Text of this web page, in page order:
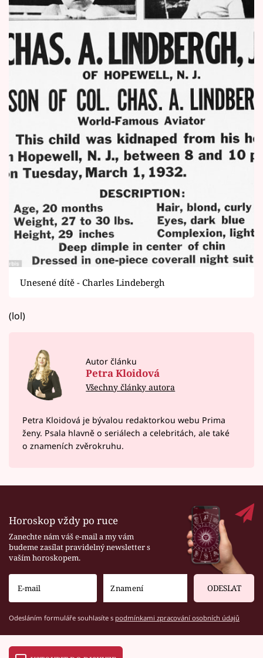
Unesené dítě - Charles Lindebergh
(lol)
Autor článku
Petra Kloidová
Všechny články autora
Petra Kloidová je bývalou redaktorkou webu Prima
ženy. Psala hlavně o seriálech a celebritách, ale také
o znameních zvěrokruhu.
Horoskop vždy po ruce
Zanechte nám váš e-mail a my vám
budeme zasílat pravidelný newsletter s
vaším horoskopem.
ODESLAT
Odesláním formuláře souhlasíte s podmínkami zpracování osobních údajů